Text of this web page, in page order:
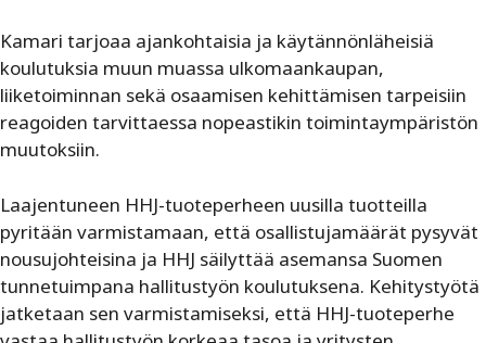
Kamari tarjoaa ajankohtaisia ja käytännönläheisiä
koulutuksia muun muassa ulkomaankaupan,
liiketoiminnan sekä osaamisen kehittämisen tarpeisiin
reagoiden tarvittaessa nopeastikin toimintaympäristön
muutoksiin.
Laajentuneen HHJ-tuoteperheen uusilla tuotteilla
pyritään varmistamaan, että osallistujamäärät pysyvät
nousujohteisina ja HHJ säilyttää asemansa Suomen
tunnetuimpana hallitustyön koulutuksena. Kehitystyötä
jatketaan sen varmistamiseksi, että HHJ-tuoteperhe